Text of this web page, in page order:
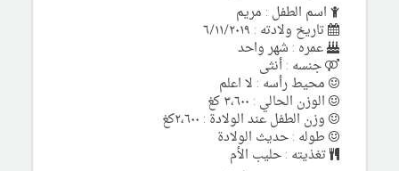
اسم الطفل : مريم
تاريخ ولادته : ٦/١١/٢٠١٩
عمره : شهر واحد
جنسه : أنثى
محيط رأسه : لا اعلم
الوزن الحالي : ٣،٦٠٠ كغ
وزن الطفل عند الولادة : ٢،٦٠٠كغ
طوله : حديث الولادة
تغذيته : حليب الأم